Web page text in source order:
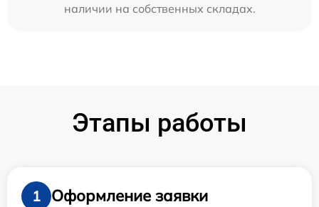
наличии на собственных складах.
Этапы работы
1
Оформление заявки